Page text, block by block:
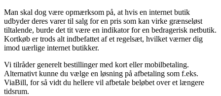
Man skal dog være opmærksom på, at hvis en internet butik
udbyder deres varer til salg for en pris som kan virke grænseløst
tiltalende, burde det tit være en indikator for en bedragerisk netbutik.
Kortkøb er trods alt indbefattet af et regelsæt, hvilket værner dig
imod uærlige internet butikker.
Vi tilråder generelt bestillinger med kort eller mobilbetaling.
Alternativt kunne du vælge en løsning på afbetaling som f.eks.
ViaBill, for så vidt du hellere vil afbetale beløbet over et længere
tidsrum.